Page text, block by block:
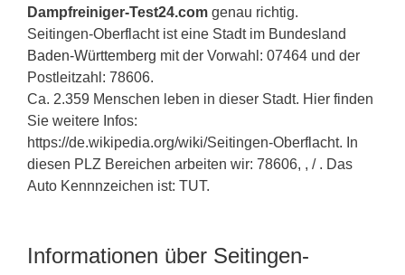
Dampfreiniger-Test24.com genau richtig.
Seitingen-Oberflacht ist eine Stadt im Bundesland
Baden-Württemberg mit der Vorwahl: 07464 und der
Postleitzahl: 78606.
Ca. 2.359 Menschen leben in dieser Stadt. Hier finden
Sie weitere Infos:
https://de.wikipedia.org/wiki/Seitingen-Oberflacht. In
diesen PLZ Bereichen arbeiten wir: 78606, , / . Das
Auto Kennnzeichen ist: TUT.
Informationen über Seitingen-